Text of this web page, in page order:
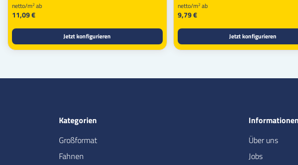
netto/m2 ab
11,09 €
Jetzt konfigurieren
netto/m2ab
9,79 €
Jetzt konfigurieren
Kategorien
Großformat
Fahnen
Informationen
Über uns
Jobs